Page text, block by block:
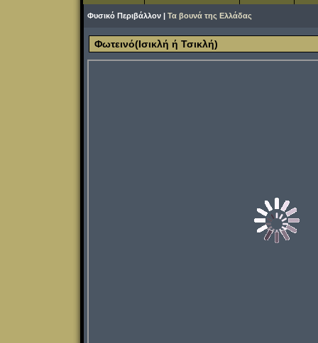
Φυσικό Περιβάλλον | Τα βουνά της Ελλάδας
Φωτεινό(Ισικλή ή Τσικλή)